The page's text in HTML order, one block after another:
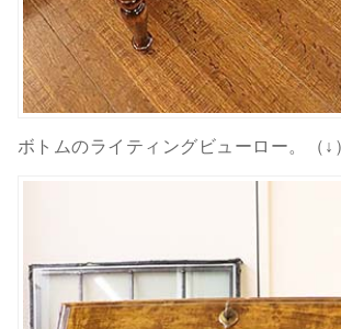
ボトムのライティングビューロー。（↓